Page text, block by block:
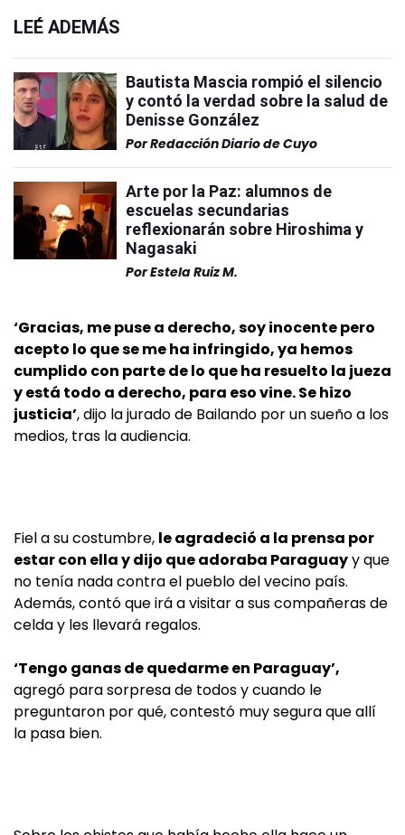
LEÉ ADEMÁS
Bautista Mascia rompió el silencio
y contó la verdad sobre la salud de
Denisse González
PorRedacción Diario de Cuyo
Arte por la Paz: alumnos de
escuelas secundarias
reflexionarán sobre Hiroshima y
Nagasaki
PorEstela Ruiz M.
‘Gracias, me puse a derecho, soy inocente pero
acepto lo que se me ha infringido, ya hemos
cumplido con parte de lo que ha resuelto la jueza
y está todo a derecho, para eso vine. Se hizo
justicia’, dijo la jurado de Bailando por un sueño a los
medios, tras la audiencia.
Fiel a su costumbre, le agradeció a la prensa por
estar con ella y dijo que adoraba Paraguayy que
no tenía nada contra el pueblo del vecino país.
Además, contó que irá a visitar a sus compañeras de
celda y les llevará regalos.
‘Tengo ganas de quedarme en Paraguay’,
agregó para sorpresa de todos y cuando le
preguntaron por qué, contestó muy segura que allí
la pasa bien.